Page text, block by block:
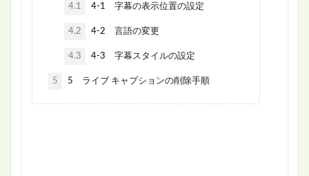
4.1 4-1 字幕の表示位置の設定
4.2 4-2 言語の変更
4.3 4-3 字幕スタイルの設定
5 5 ライブ キャプションの削除手順